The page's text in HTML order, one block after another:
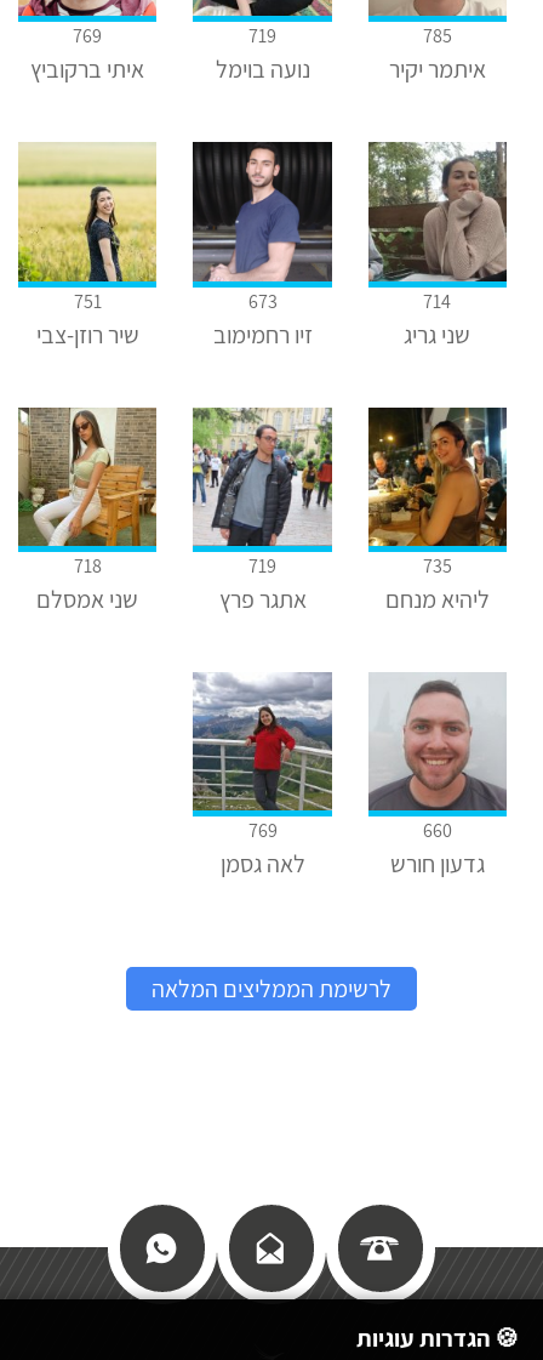
785
איתמר יקיר
719
נועה בוימל
769
איתי ברקוביץ
714
שני גריג
673
זיו רחמימוב
751
שיר רוזן-צבי
735
ליהיא מנחם
719
אתגר פרץ
718
שני אמסלם
660
גדעון חורש
769
לאה גסמן
לרשימת הממליצים המלאה
🍪 הגדרות עוגיות